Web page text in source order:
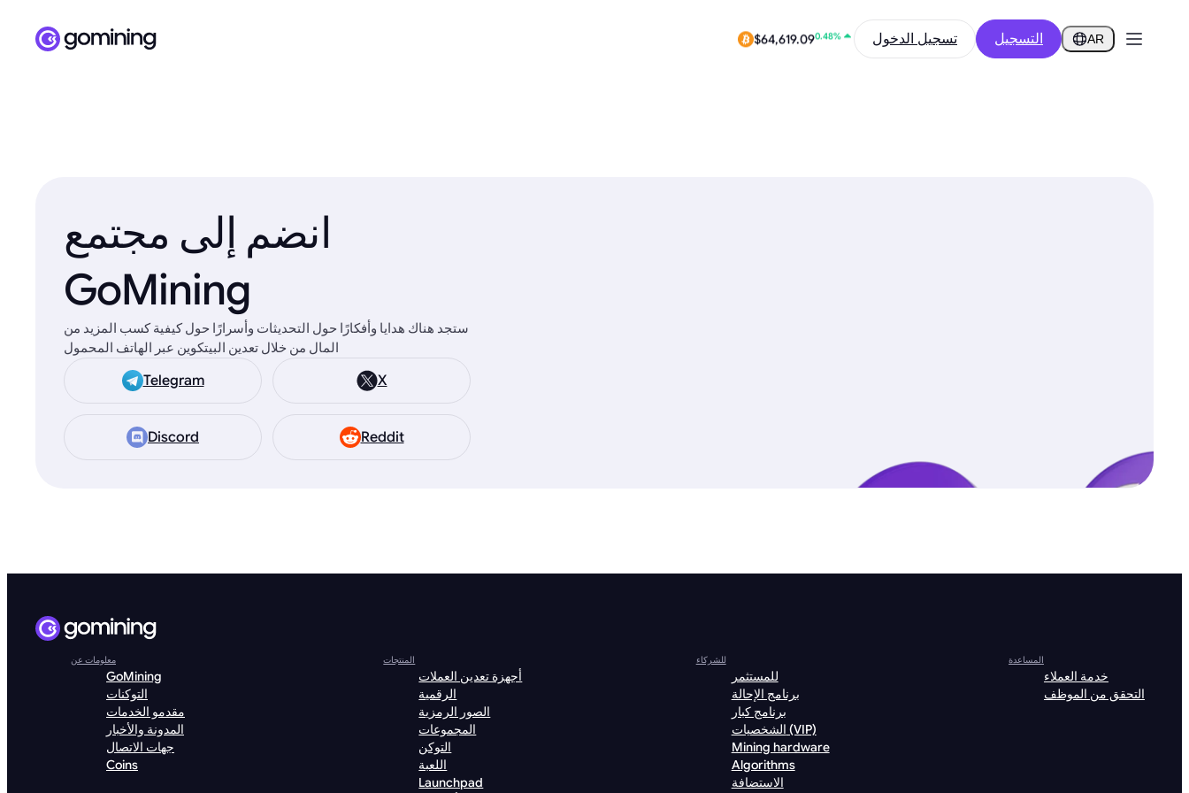
$64,619.090.48% تسجيل الدخول التسجيل AR
انضم إلى مجتمع
GoMining
ستجد هناك هدايا وأفكارًا حول التحديثات وأسرارًا حول كيفية كسب المزيد من
المال من خلال تعدين البيتكوين عبر الهاتف المحمول
Telegram X
Discord Reddit
معلومات عن
GoMining
التوكنات
مقدمو الخدمات
المدونة والأخبار
جهات الاتصال
Coins
المنتجات
أجهزة تعدين العملات
الرقمية
الصور الرمزية
المجموعات
التوكن
اللعبة
Launchpad
للشركاء
للمستثمر
برنامج الإحالة
برنامج كبار
الشخصيات (VIP)
Mining hardware
Algorithms
الاستضافة
المساعدة
خدمة العملاء
التحقق من الموظف